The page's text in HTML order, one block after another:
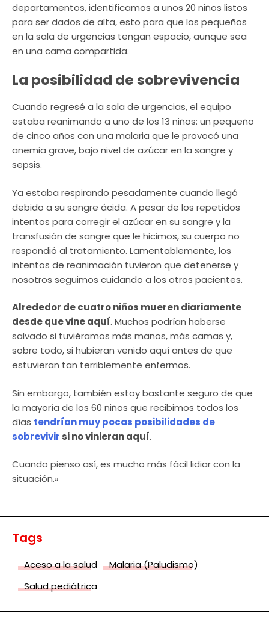
departamentos, identificamos a unos 20 niños listos
para ser dados de alta, esto para que los pequeños
en la sala de urgencias tengan espacio, aunque sea
en una cama compartida.
La posibilidad de sobrevivencia
Cuando regresé a la sala de urgencias, el equipo
estaba reanimando a uno de los 13 niños: un pequeño
de cinco años con una malaria que le provocó una
anemia grave, bajo nivel de azúcar en la sangre y
sepsis.
Ya estaba respirando pesadamente cuando llegó
debido a su sangre ácida. A pesar de los repetidos
intentos para corregir el azúcar en su sangre y la
transfusión de sangre que le hicimos, su cuerpo no
respondió al tratamiento. Lamentablemente, los
intentos de reanimación tuvieron que detenerse y
nosotros seguimos cuidando a los otros pacientes.
Alrededor de cuatro niños mueren diariamente
desde que vine aquí. Muchos podrían haberse
salvado si tuviéramos más manos, más camas y,
sobre todo, si hubieran venido aquí antes de que
estuvieran tan terriblemente enfermos.
Sin embargo, también estoy bastante seguro de que
la mayoría de los 60 niños que recibimos todos los
días tendrían muy pocas posibilidades de
sobrevivir si no vinieran aquí.
Cuando pienso así, es mucho más fácil lidiar con la
situación.»
Tags
Aceso a la salud
Malaria (Paludismo)
Salud pediátrica